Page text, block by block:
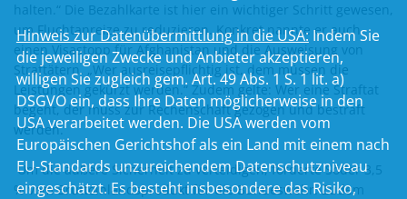
halten.“ Die Bezahlkarte ist hier ein wichtiger Schritt gewesen,
um Fluchtanreize zu reduzieren. Konkret nannte er auch
einen Visastopp für Afghanistan und die Ausweisung von
Straftätern. „Wer ausreisepflichtig ist, dem müssen die
Leistungen gekürzt werden.“ Zudem gelte: Wer eine Straftat
begeht, der muss zur Rechenschaft gezogen und bestraft
werden.
Um die äußere Sicherheit zu verteidigen, forderte Söder 3,5
% vom Bruttoinlandsprodukt für die Bundeswehr. Zudem
Hinweis zur Datenübermittlung in die USA:Indem Sie
die jeweiligen Zwecke und Anbieter akzeptieren,
willigen Sie zugleich gem. Art. 49 Abs. 1 S. 1 lit. a)
DSGVO ein, dass Ihre Daten möglicherweise in den
USA verarbeitet werden. Die USA werden vom
Europäischen Gerichtshof als ein Land mit einem nach
EU-Standards unzureichendem Datenschutzniveau
eingeschätzt. Es besteht insbesondere das Risiko,